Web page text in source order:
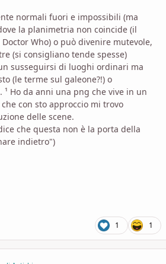
normali fuori e impossibili (ma
la planimetria non coincide (il
Who) o può divenire mutevole,
(si consigliano tende spesse)
susseguirsi di luoghi ordinari ma
(le terme sul galeone?!) o
¹ Ho da anni una png che vive in un
con sto approccio mi trovo
delle scene.
che questa non è la porta della
indietro")
1 1